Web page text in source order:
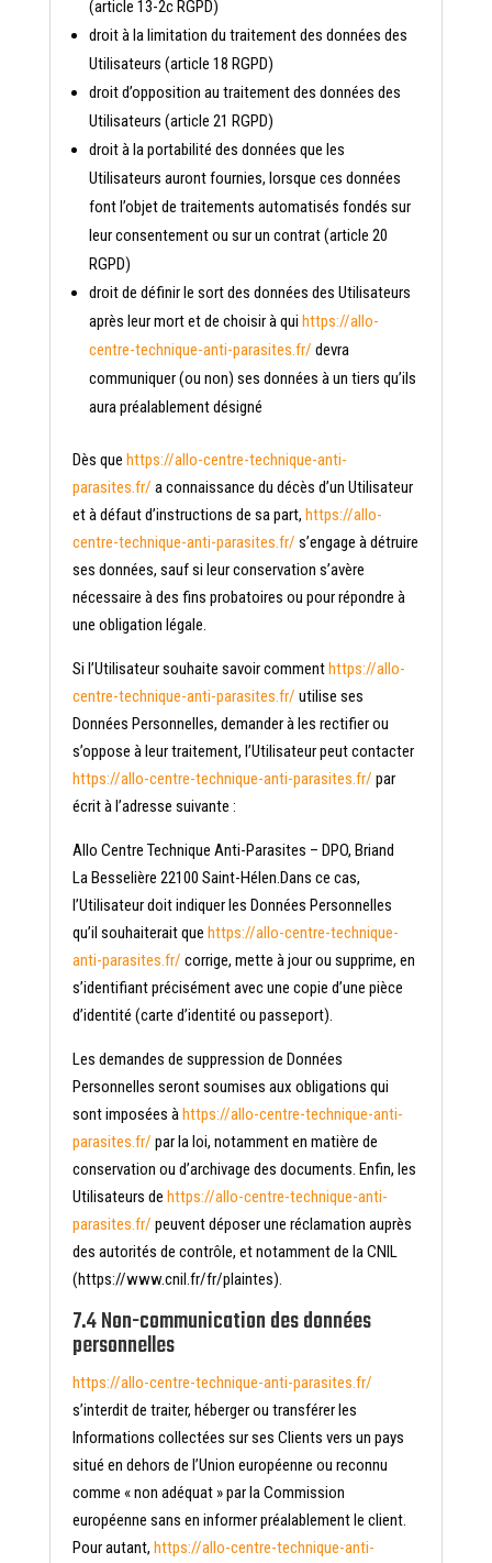
(article 13-2c RGPD)
droit à la limitation du traitement des données des
Utilisateurs (article 18 RGPD)
droit d’opposition au traitement des données des
Utilisateurs (article 21 RGPD)
droit à la portabilité des données que les
Utilisateurs auront fournies, lorsque ces données
font l’objet de traitements automatisés fondés sur
leur consentement ou sur un contrat (article 20
RGPD)
droit de définir le sort des données des Utilisateurs
après leur mort et de choisir à qui https://allo-
centre-technique-anti-parasites.fr/ devra
communiquer (ou non) ses données à un tiers qu’ils
aura préalablement désigné
Dès que https://allo-centre-technique-anti-
parasites.fr/ a connaissance du décès d’un Utilisateur
et à défaut d’instructions de sa part, https://allo-
centre-technique-anti-parasites.fr/ s’engage à détruire
ses données, sauf si leur conservation s’avère
nécessaire à des fins probatoires ou pour répondre à
une obligation légale.
Si l’Utilisateur souhaite savoir commenthttps://allo-
centre-technique-anti-parasites.fr/ utilise ses
Données Personnelles, demander à les rectifier ou
s’oppose à leur traitement, l’Utilisateur peut contacter
https://allo-centre-technique-anti-parasites.fr/ par
écrit à l’adresse suivante :
Allo Centre Technique Anti-Parasites – DPO, Briand
La Besselière 22100 Saint-Hélen.Dans ce cas,
l’Utilisateur doit indiquer les Données Personnelles
qu’il souhaiterait que https://allo-centre-technique-
anti-parasites.fr/ corrige, mette à jour ou supprime, en
s’identifiant précisément avec une copie d’une pièce
d’identité (carte d’identité ou passeport).
Les demandes de suppression de Données
Personnelles seront soumises aux obligations qui
sont imposées àhttps://allo-centre-technique-anti-
parasites.fr/ par la loi, notamment en matière de
conservation ou d’archivage des documents. Enfin, les
Utilisateurs de https://allo-centre-technique-anti-
parasites.fr/ peuvent déposer une réclamation auprès
des autorités de contrôle, et notamment de la CNIL
(https://www.cnil.fr/fr/plaintes).
7.4 Non-communication des données
personnelles
https://allo-centre-technique-anti-parasites.fr/
s’interdit de traiter, héberger ou transférer les
Informations collectées sur ses Clients vers un pays
situé en dehors de l’Union européenne ou reconnu
comme « non adéquat » par la Commission
européenne sans en informer préalablement le client.
Pour autant, https://allo-centre-technique-anti-